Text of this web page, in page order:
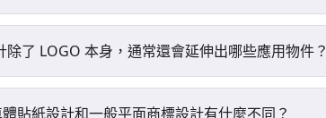
除了 LOGO 本身，通常還會延伸出哪些應用物件？
貼紙設計和一般平面商標設計有什麼不同？